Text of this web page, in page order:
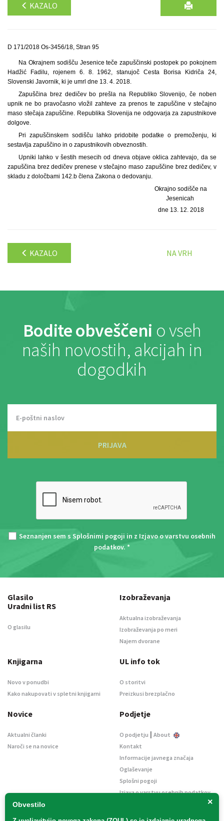
KAZALO
D 171/2018 Os-3456/18, Stran 95
Na Okrajnem sodišču Jesenice teče zapuščinski postopek po pokojnem
Hadžić Fadilu, rojenem 6. 8. 1962, stanujoč Cesta Borisa Kidriča 24,
Slovenski Javornik, ki je umrl dne 13. 4. 2018.
Zapuščina brez dedičev bo prešla na Republiko Slovenijo, če noben
upnik ne bo pravočasno vložil zahteve za prenos te zapuščine v stečajno
maso stečaja zapuščine. Republika Slovenija ne odgovarja za zapustnikove
dolgove.
Pri zapuščinskem sodišču lahko pridobite podatke o premoženju, ki
sestavlja zapuščino in o zapustnikovih obveznostih.
Upniki lahko v šestih mesecih od dneva objave oklica zahtevajo, da se
zapuščina brez dedičev prenese v stečajno maso zapuščine brez dedičev, v
skladu z določbami 142.b člena Zakona o dedovanju.
Okrajno sodišče na
Jesenicah
dne 13. 12. 2018
KAZALO NA VRH
Bodite obveščeni o vseh
naših novostih, akcijah in
dogodkih
PRIJAVA
Seznanjen sem s Splošnimi pogoji in z Izjavo o varstvu osebnih
podatkov. *
×
Obvestilo
Glasilo
Uradni list RS
O glasilu
Izobraževanja
Aktualna izobraževanja
Izobraževanja po meri
Najem dvorane
Knjigarna
Novo v ponudbi
Kako nakupovati v spletni knjigarni
UL info tok
O storitvi
Preizkusi brezplačno
Novice
Aktualni članki
Naroči se na novice
Podjetje
O podjetju | About
Kontakt
Informacije javnega značaja
Oglaševanje
Splošni pogoji
Izjava o varstvu osebnih podatkov